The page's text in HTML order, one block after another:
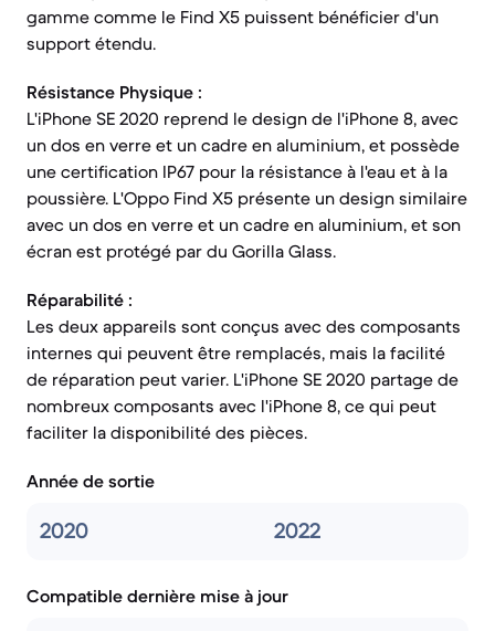
gamme comme le Find X5 puissent bénéficier d'un
support étendu.
Résistance Physique :
L'iPhone SE 2020 reprend le design de l'iPhone 8, avec
un dos en verre et un cadre en aluminium, et possède
une certification IP67 pour la résistance à l'eau et à la
poussière. L'Oppo Find X5 présente un design similaire
avec un dos en verre et un cadre en aluminium, et son
écran est protégé par du Gorilla Glass.
Réparabilité :
Les deux appareils sont conçus avec des composants
internes qui peuvent être remplacés, mais la facilité
de réparation peut varier. L'iPhone SE 2020 partage de
nombreux composants avec l'iPhone 8, ce qui peut
faciliter la disponibilité des pièces.
Année de sortie
2020 2022
Compatible dernière mise à jour